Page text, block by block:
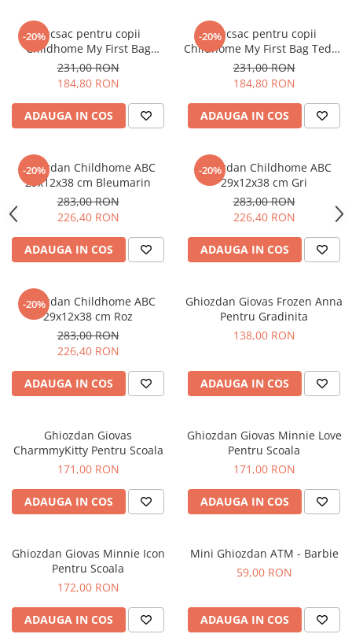
-20%Rucsac pentru copii
Childhome My First Bag
Visiniu
231,00 RON
184,80 RON
ADAUGA IN COS
-20%Rucsac pentru copii
Childhome My First Bag Teddy
Ecru
231,00 RON
184,80 RON
ADAUGA IN COS
-20%
Ghiozdan Childhome ABC
29x12x38 cm Bleumarin
283,00 RON
226,40 RON
ADAUGA IN COS
-20%
Ghiozdan Childhome ABC
29x12x38 cm Gri
283,00 RON
226,40 RON
ADAUGA IN COS
-20%
Ghiozdan Childhome ABC
29x12x38 cm Roz
283,00 RON
226,40 RON
ADAUGA IN COS
Ghiozdan Giovas Frozen Anna
Pentru Gradinita
138,00 RON
ADAUGA IN COS
Ghiozdan Giovas
CharmmyKitty Pentru Scoala
171,00 RON
ADAUGA IN COS
Ghiozdan Giovas Minnie Love
Pentru Scoala
171,00 RON
ADAUGA IN COS
Ghiozdan Giovas Minnie Icon
Pentru Scoala
172,00 RON
ADAUGA IN COS
Mini Ghiozdan ATM - Barbie
59,00 RON
ADAUGA IN COS